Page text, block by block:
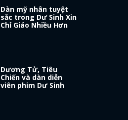
Dàn mỹ nhân tuyệt
sắc trong Dư Sinh Xin
Chỉ Giáo Nhiều Hơn
Dương Tử, Tiêu
Chiến và dàn diễn
viên phim Dư Sinh